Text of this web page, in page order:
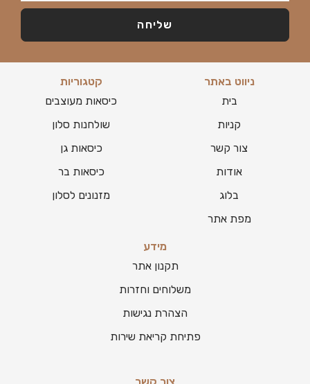
שליחה
ניווט באתר
בית
קניות
צור קשר
אודות
בלוג
מפת אתר
קטגוריות
כיסאות מעוצבים
שולחנות סלון
כיסאות גן
כיסאות בר
מזנונים לסלון
מידע
תקנון אתר
משלוחים וחזרות
הצהרת נגישות
פתיחת קריאת שירות